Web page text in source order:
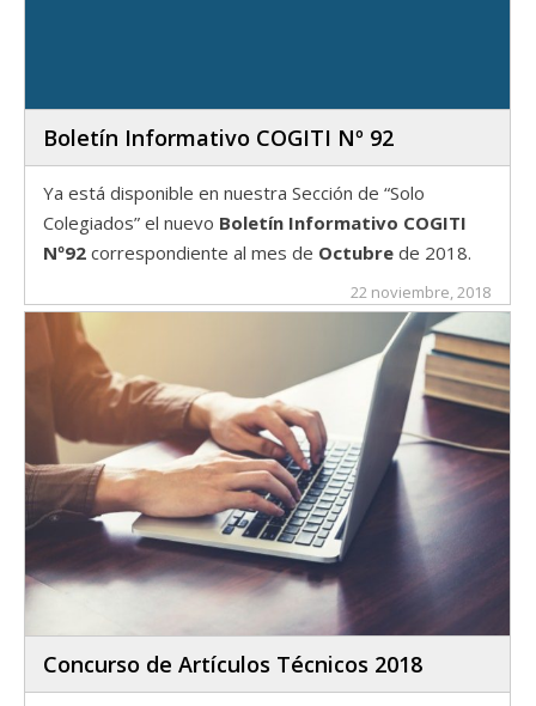
Boletín Informativo COGITI Nº 92
Ya está disponible en nuestra Sección de “Solo
Colegiados” el nuevo Boletín Informativo COGITI
Nº92 correspondiente al mes de Octubre de 2018.
22 noviembre, 2018
Concurso de Artículos Técnicos 2018